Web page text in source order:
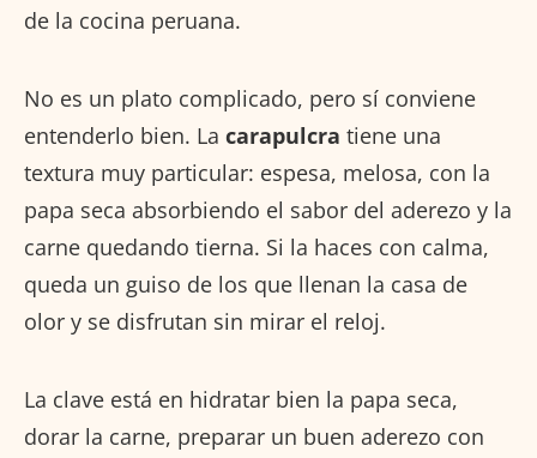
de la cocina peruana.
No es un plato complicado, pero sí conviene
entenderlo bien. La carapulcra tiene una
textura muy particular: espesa, melosa, con la
papa seca absorbiendo el sabor del aderezo y la
carne quedando tierna. Si la haces con calma,
queda un guiso de los que llenan la casa de
olor y se disfrutan sin mirar el reloj.
La clave está en hidratar bien la papa seca,
dorar la carne, preparar un buen aderezo con